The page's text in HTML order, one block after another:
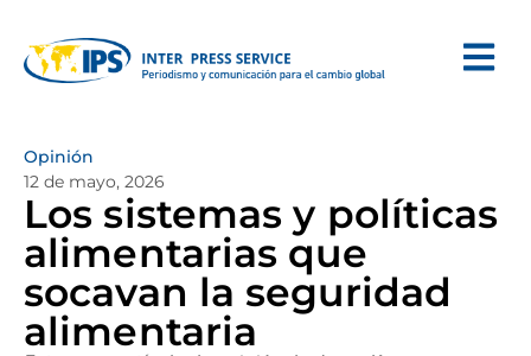
Opinión
12 de mayo, 2026
Los sistemas y políticas
alimentarias que
socavan la seguridad
alimentaria